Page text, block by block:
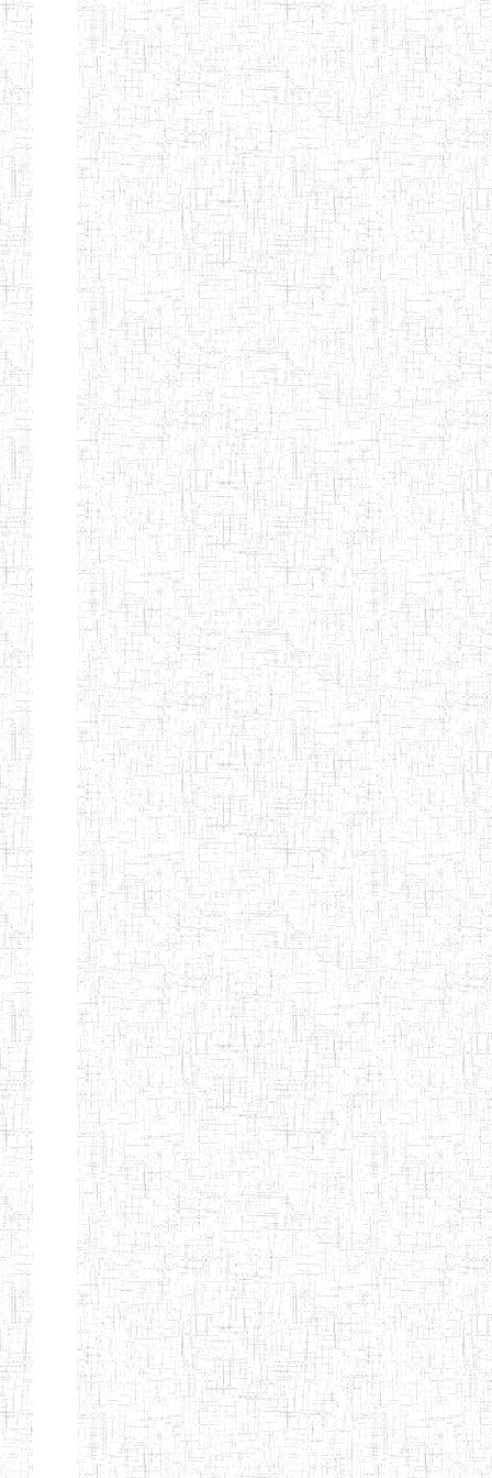
SAINT
ANDREW'S BTTC
28/12/2007 ENIEG
MODEL
INCLUSIVE
BILINGUAL
TEACHER
TRAINING
INSTITUTE
08/09/2015 ENIEG
CEFED/SPED/TTI
SANTA
17/11/2008 ENIEG
PTTC MBENGWI 06/08/1990 ENIEG
FULL GOSPEL
BTTC MBENGWI
02/10/1998 ENIEG
BAPTIST
TEACHERS
TRAINING
COLLEGE
08/08/1983 ENIEG
KENCHOLIA
TEACHER'S
TRAINING
COLLEGE
"K.T.T.C NDOP"
15/09/2015 ENIEG
ENIEG PRIVEE
BILINGUE
LAIQUE LES
PERFORMANCES
PEDAGOGIQUES
01/09/2015 ENIEG
ENIEG DU HAUT
NKAM
12/08/2013 ENIEG
ENIEG BILINGUE
DE L'IPEP DE
BANDJOUN
05/09/2003 ENIEG
ENIEG PRIVEE
NANFAH
07/09/2012 ENIEG
ENPIEG TERESA
JANE
14/03/2014 ENIEG